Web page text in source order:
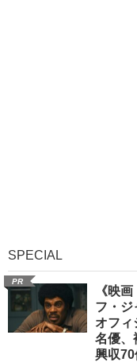
SPECIAL
PR
《映
フ・ジ
オフィ
名優、
興収70